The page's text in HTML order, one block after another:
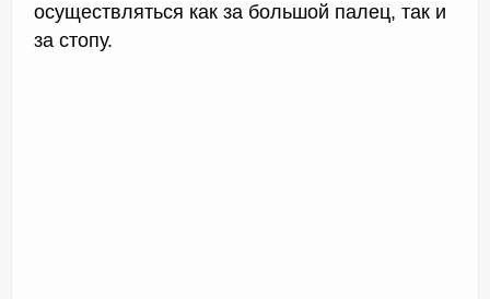
осуществляться как за большой палец, так и
за стопу.